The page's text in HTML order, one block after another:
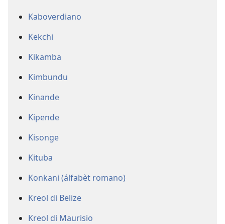
Kaboverdiano
Kekchi
Kikamba
Kimbundu
Kinande
Kipende
Kisonge
Kituba
Konkani (álfabèt romano)
Kreol di Belize
Kreol di Maurisio